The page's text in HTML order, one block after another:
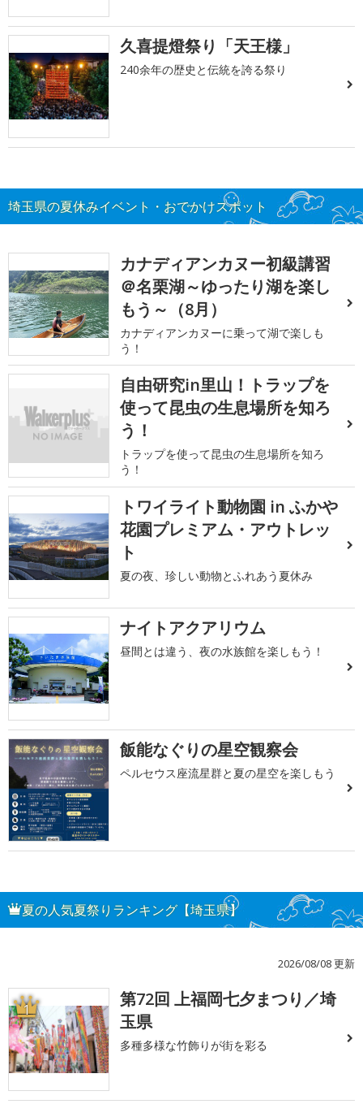
久喜提燈祭り「天王様」
240余年の歴史と伝統を誇る祭り
埼玉県の夏休みイベント・おでかけスポット
カナディアンカヌー初級講習
＠名栗湖～ゆったり湖を楽し
もう～（8月）
カナディアンカヌーに乗って湖で楽しも
う！
自由研究in里山！トラップを
使って昆虫の生息場所を知ろ
う！
トラップを使って昆虫の生息場所を知ろ
う！
トワイライト動物園 in ふかや
花園プレミアム・アウトレッ
ト
夏の夜、珍しい動物とふれあう夏休み
ナイトアクアリウム
昼間とは違う、夜の水族館を楽しもう！
飯能なぐりの星空観察会
ペルセウス座流星群と夏の星空を楽しもう
夏の人気夏祭りランキング【埼玉県】
2026/08/08 更新
1
第72回 上福岡七夕まつり／埼
玉県
多種多様な竹飾りが街を彩る